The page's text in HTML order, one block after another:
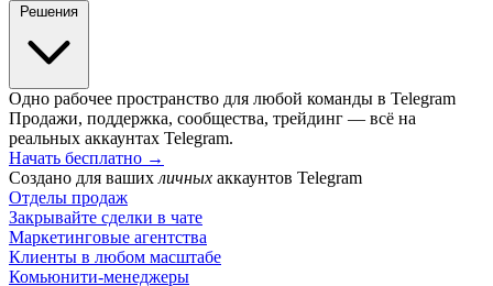
Решения
Одно рабочее пространство для любой команды в Telegram
Продажи, поддержка, сообщества, трейдинг — всё на
реальных аккаунтах Telegram.
Начать бесплатно →
Создано для ваших личных аккаунтов Telegram
Отделы продаж
Закрывайте сделки в чате
Маркетинговые агентства
Клиенты в любом масштабе
Комьюнити-менеджеры